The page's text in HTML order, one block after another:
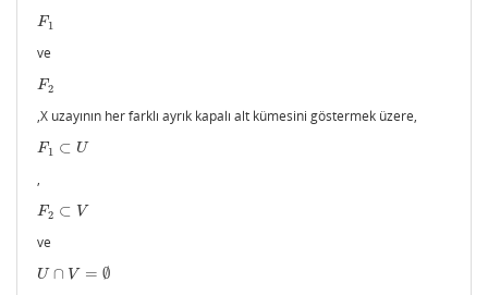
F1
F1
ve
F2
F2
,X uzayının her farklı ayrık kapalı alt kümesini göstermek üzere,
F1 ⊂ U
F1 ⊂U
,
F2 ⊂ V
F 2⊂ V
ve
U ∩ V = ∅
U∩V= ∅